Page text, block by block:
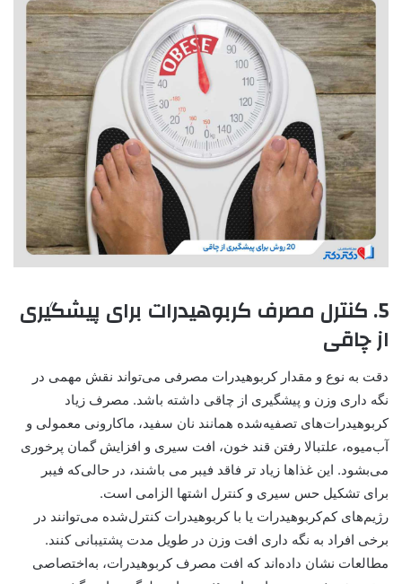
5. کنترل مصرف کربوهیدرات برای پیشگیری
از چاقی
دقت به نوع و مقدار کربوهیدرات مصرفی می‌تواند نقش مهمی در
نگه داری وزن و پیشگیری از چاقی داشته باشد. مصرف زیاد
کربوهیدرات‌های تصفیه‌شده همانند نان سفید، ماکارونی معمولی و
آب‌میوه، علتبالا رفتن قند خون، افت سیری و افزایش گمان پرخوری
می‌بشود. این غذاها زیاد تر فاقد فیبر می باشند، در حالی‌که فیبر
برای تشکیل حس سیری و کنترل اشتها الزامی است.
رژیم‌های کم‌کربوهیدرات یا با کربوهیدرات کنترل‌شده می‌توانند در
برخی افراد به نگه داری افت وزن در طویل مدت پشتیبانی کنند.
مطالعات نشان داده‌اند که افت مصرف کربوهیدرات، به‌اختصاصی